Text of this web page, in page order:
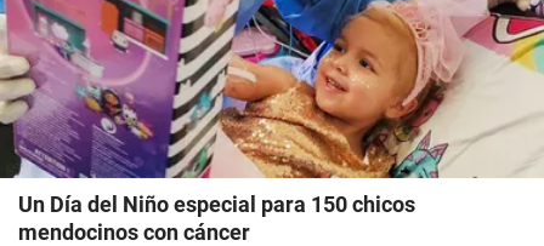
Un Día del Niño especial para 150 chicos
mendocinos con cáncer